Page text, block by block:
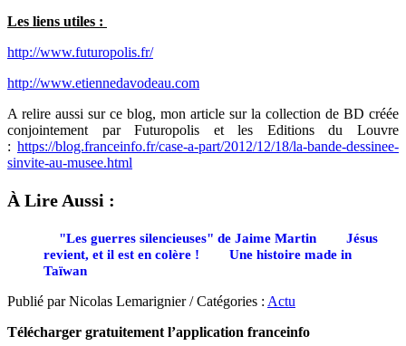
Les liens utiles :
http://www.futuropolis.fr/
http://www.etiennedavodeau.com
A relire aussi sur ce blog, mon article sur la collection de BD créée
conjointement par Futuropolis et les Editions du Louvre
: https://blog.franceinfo.fr/case-a-part/2012/12/18/la-bande-dessinee-
sinvite-au-musee.html
À Lire Aussi :
"Les guerres silencieuses" de Jaime Martin
Jésus
revient, et il est en colère !
Une histoire made in
Taïwan
Publié par Nicolas Lemarignier / Catégories : Actu
Télécharger gratuitement l’application franceinfo